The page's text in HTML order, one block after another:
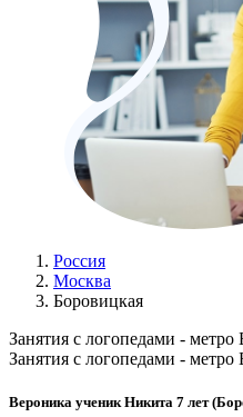
Россия
Москва
Боровицкая
Занятия с логопедами - метро
Занятия с логопедами - метро
Вероника ученик Никита 7 лет